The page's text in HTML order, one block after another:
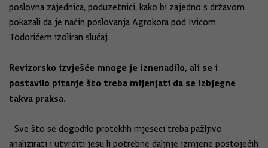
poslovna zajednica, poduzetnici, kako bi zajedno s državom
pokazali da je način poslovanja Agrokora pod Ivicom
Todorićem izoliran slučaj.
Revizorsko izvješće mnoge je iznenadilo, ali se i
postavilo pitanje što treba mijenjati da se izbjegne
takva praksa.
- Sve što se dogodilo proteklih mjeseci treba pažljivo
analizirati i utvrditi jesu li potrebne daljnje izmjene postojećih